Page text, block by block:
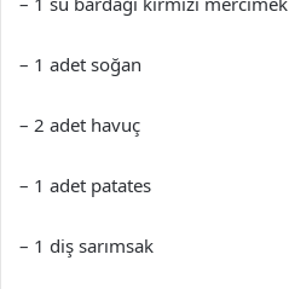
– 1 adet soğan
– 2 adet havuç
– 1 adet patates
– 1 diş sarımsak